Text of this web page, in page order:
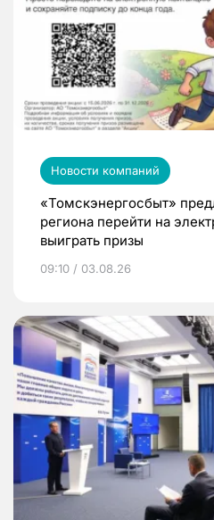
Новости компаний
«Томскэнергосбыт»
региона перейти на
выиграть призы
09:10 / 03.08.26